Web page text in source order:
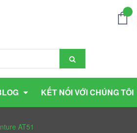
KẾT NỐI VỚI CHÚNG TÔI
AT51